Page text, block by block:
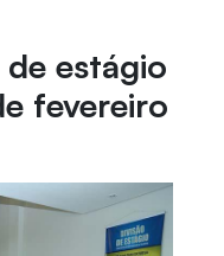
estágio
fevereiro